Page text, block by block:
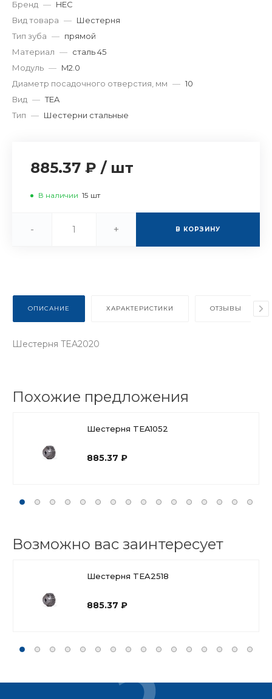
Бренд — HEC
Вид товара — Шестерня
Тип зуба — прямой
Материал — сталь 45
Модуль — M2.0
Диаметр посадочного отверстия, мм — 10
Вид — TEA
Тип — Шестерни стальные
885.37 / шт
В наличии 15 шт
- + В КОРЗИНУ
ОПИСАНИЕ ХАРАКТЕРИСТИКИ ОТЗЫВЫ
Шестерня TEA2020
Похожие предложения
Шестерня TEA1052
885.37
Возможно вас заинтересует
Шестерня TEA2518
885.37